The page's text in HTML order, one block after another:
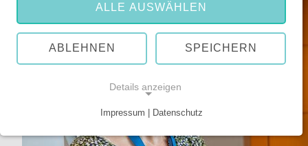
ALLE AUSWÄHLEN
ABLEHNEN SPEICHERN
Details anzeigen
Impressum | Datenschutz